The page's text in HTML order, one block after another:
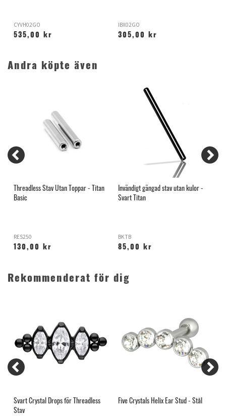
CYVH02GO
535,00 kr
IBX02GO
305,00 kr
Andra köpte även
Threadless Stav Utan Toppar - Titan
Basic
RES250
130,00 kr
Invändigt gängad stav utan kulor -
Svart Titan
BKTB
85,00 kr
Rekommenderat för dig
Svart Crystal Drops för Threadless
Stav
Five Crystals Helix Ear Stud - Stål